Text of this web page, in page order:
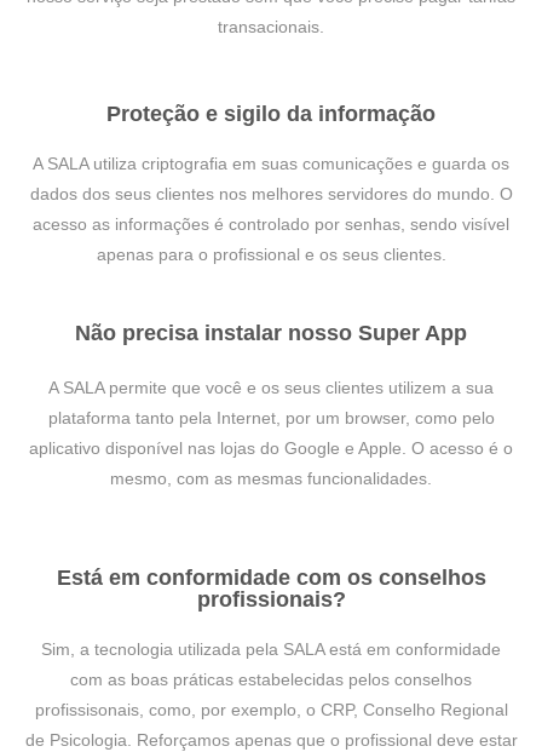
transacionais.
Proteção e sigilo da informação
A SALA utiliza criptografia em suas comunicações e guarda os
dados dos seus clientes nos melhores servidores do mundo. O
acesso as informações é controlado por senhas, sendo visível
apenas para o profissional e os seus clientes.
Não precisa instalar nosso Super App
A SALA permite que você e os seus clientes utilizem a sua
plataforma tanto pela Internet, por um browser, como pelo
aplicativo disponível nas lojas do Google e Apple. O acesso é o
mesmo, com as mesmas funcionalidades.
Está em conformidade com os conselhos
profissionais?
Sim, a tecnologia utilizada pela SALA está em conformidade
com as boas práticas estabelecidas pelos conselhos
profissisonais, como, por exemplo, o CRP, Conselho Regional
de Psicologia. Reforçamos apenas que o profissional deve estar